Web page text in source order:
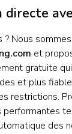
directe
? Nous
et
gratuite
et plus
restrictions.
performantes
des